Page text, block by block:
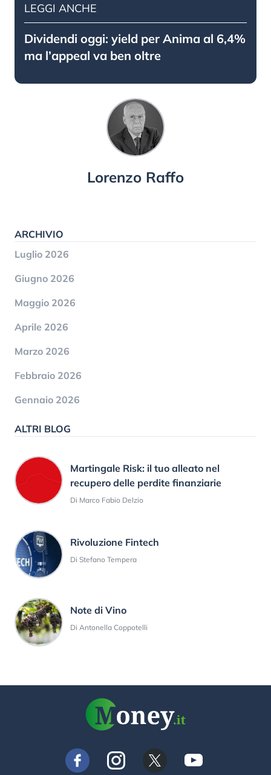
LEGGI ANCHE
Dividendi oggi: yield per Anima al 6,4%
ma l’appeal va ben oltre
Lorenzo Raffo
ARCHIVIO
Luglio 2026
Giugno 2026
Maggio 2026
Aprile 2026
Marzo 2026
Febbraio 2026
Gennaio 2026
ALTRI BLOG
Martingale Risk: il tuo alleato nel
recupero delle perdite finanziarie
Di Marco Fabio Delzio
Rivoluzione Fintech
Di Stefano Tempera
Note di Vino
Di Antonella Coppotelli